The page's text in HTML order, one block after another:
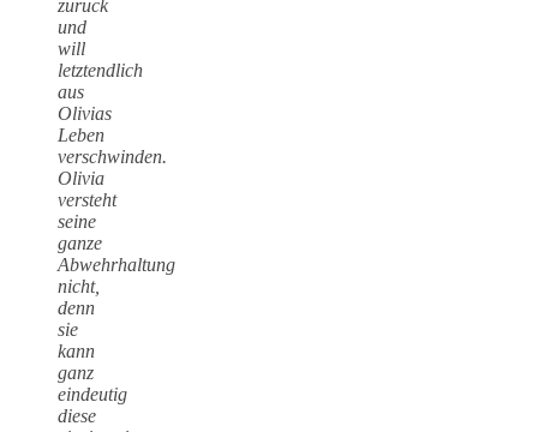
zurück
und
will
letztendlich
aus
Olivias
Leben
verschwinden.
Olivia
versteht
seine
ganze
Abwehrhaltung
nicht,
denn
sie
kann
ganz
eindeutig
diese